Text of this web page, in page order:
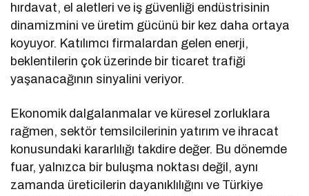
hırdavat, el aletleri ve iş güvenliği endüstrisinin
dinamizmini ve üretim gücünü bir kez daha ortaya
koyuyor. Katılımcı firmalardan gelen enerji,
beklentilerin çok üzerinde bir ticaret trafiği
yaşanacağının sinyalini veriyor.
Ekonomik dalgalanmalar ve küresel zorluklara
rağmen, sektör temsilcilerinin yatırım ve ihracat
konusundaki kararlılığı takdire değer. Bu dönemde
fuar, yalnızca bir buluşma noktası değil, aynı
zamanda üreticilerin dayanıklılığını ve Türkiye